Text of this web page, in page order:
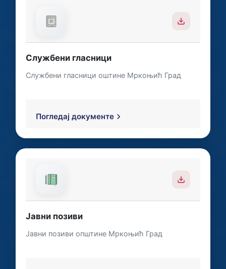
Службени гласници
Службени гласници оштине Мркоњић Град
Погледај документе
Јавни позиви
Јавни позиви општине Мркоњић Град